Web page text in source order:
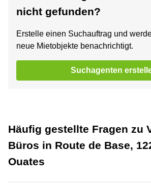
nicht gefunden?
Erstelle einen Suchauftrag und
neue Mietobjekte benachrichtigt.
Suchagenten
Häufig gestellte Fragen zu
Büros in Route de Base,
Ouates